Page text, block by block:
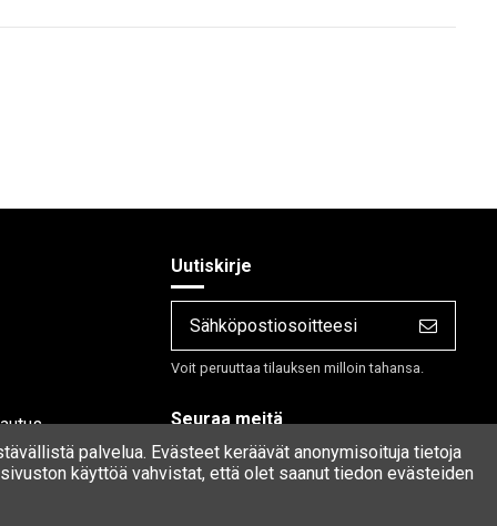
Uutiskirje
Voit peruuttaa tilauksen milloin tahansa.
Seuraa meitä
palvelua. Evästeet keräävät anonymisoituja tietoja
käyttöä vahvistat, että olet saanut tiedon evästeiden